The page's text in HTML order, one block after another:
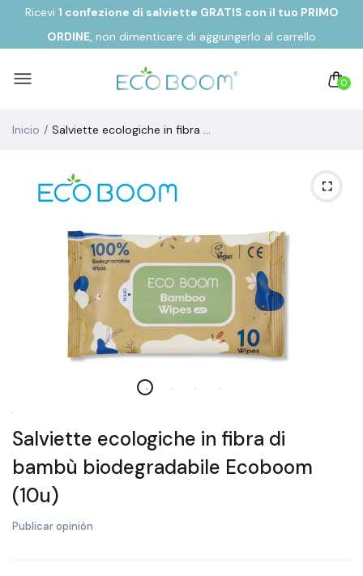
Ricevi 1 confezione di salviette GRATIS con il tuo PRIMO
ORDINE, non dimenticare di aggiungerlo al carrello
0
Inicio
Salviette ecologiche in fibra di
bambù biodegradabile Ecoboom
(10u)
Publicar opinión